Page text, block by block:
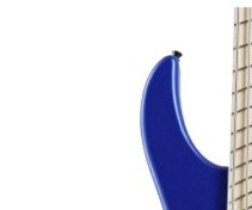
ドラム